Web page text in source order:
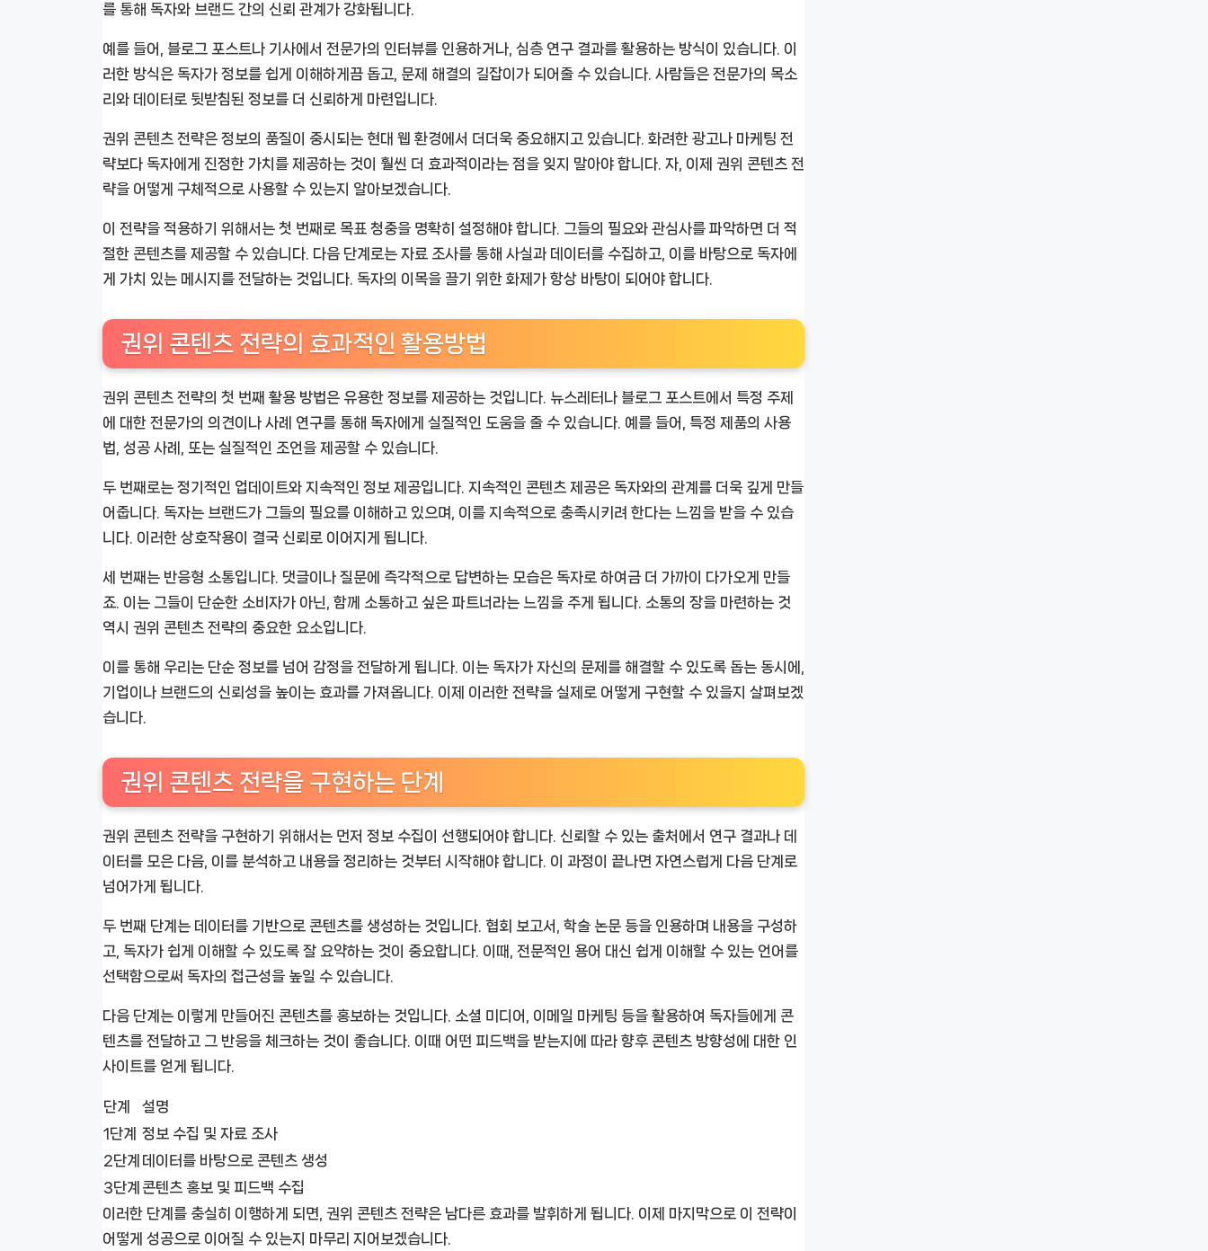
를 통해 독자와 브랜드 간의 신뢰 관계가 강화됩니다.
예를 들어, 블로그 포스트나 기사에서 전문가의 인터뷰를 인용하거나, 심층 연구 결과를 활용하는 방식이 있습니다. 이
러한 방식은 독자가 정보를 쉽게 이해하게끔 돕고, 문제 해결의 길잡이가 되어줄 수 있습니다. 사람들은 전문가의 목소
리와 데이터로 뒷받침된 정보를 더 신뢰하게 마련입니다.
권위 콘텐츠 전략은 정보의 품질이 중시되는 현대 웹 환경에서 더더욱 중요해지고 있습니다. 화려한 광고나 마케팅 전
략보다 독자에게 진정한 가치를 제공하는 것이 훨씬 더 효과적이라는 점을 잊지 말아야 합니다. 자, 이제 권위 콘텐츠 전
략을 어떻게 구체적으로 사용할 수 있는지 알아보겠습니다.
이 전략을 적용하기 위해서는 첫 번째로 목표 청중을 명확히 설정해야 합니다. 그들의 필요와 관심사를 파악하면 더 적
절한 콘텐츠를 제공할 수 있습니다. 다음 단계로는 자료 조사를 통해 사실과 데이터를 수집하고, 이를 바탕으로 독자에
게 가치 있는 메시지를 전달하는 것입니다. 독자의 이목을 끌기 위한 화제가 항상 바탕이 되어야 합니다.
권위 콘텐츠 전략의 효과적인 활용방법
권위 콘텐츠 전략의 첫 번째 활용 방법은 유용한 정보를 제공하는 것입니다. 뉴스레터나 블로그 포스트에서 특정 주제
에 대한 전문가의 의견이나 사례 연구를 통해 독자에게 실질적인 도움을 줄 수 있습니다. 예를 들어, 특정 제품의 사용
법, 성공 사례, 또는 실질적인 조언을 제공할 수 있습니다.
두 번째로는 정기적인 업데이트와 지속적인 정보 제공입니다. 지속적인 콘텐츠 제공은 독자와의 관계를 더욱 깊게 만들
어줍니다. 독자는 브랜드가 그들의 필요를 이해하고 있으며, 이를 지속적으로 충족시키려 한다는 느낌을 받을 수 있습
니다. 이러한 상호작용이 결국 신뢰로 이어지게 됩니다.
세 번째는 반응형 소통입니다. 댓글이나 질문에 즉각적으로 답변하는 모습은 독자로 하여금 더 가까이 다가오게 만들
죠. 이는 그들이 단순한 소비자가 아닌, 함께 소통하고 싶은 파트너라는 느낌을 주게 됩니다. 소통의 장을 마련하는 것
역시 권위 콘텐츠 전략의 중요한 요소입니다.
이를 통해 우리는 단순 정보를 넘어 감정을 전달하게 됩니다. 이는 독자가 자신의 문제를 해결할 수 있도록 돕는 동시에,
기업이나 브랜드의 신뢰성을 높이는 효과를 가져옵니다. 이제 이러한 전략을 실제로 어떻게 구현할 수 있을지 살펴보겠
습니다.
권위 콘텐츠 전략을 구현하는 단계
권위 콘텐츠 전략을 구현하기 위해서는 먼저 정보 수집이 선행되어야 합니다. 신뢰할 수 있는 출처에서 연구 결과나 데
이터를 모은 다음, 이를 분석하고 내용을 정리하는 것부터 시작해야 합니다. 이 과정이 끝나면 자연스럽게 다음 단계로
넘어가게 됩니다.
두 번째 단계는 데이터를 기반으로 콘텐츠를 생성하는 것입니다. 협회 보고서, 학술 논문 등을 인용하며 내용을 구성하
고, 독자가 쉽게 이해할 수 있도록 잘 요약하는 것이 중요합니다. 이때, 전문적인 용어 대신 쉽게 이해할 수 있는 언어를
선택함으로써 독자의 접근성을 높일 수 있습니다.
다음 단계는 이렇게 만들어진 콘텐츠를 홍보하는 것입니다. 소셜 미디어, 이메일 마케팅 등을 활용하여 독자들에게 콘
텐츠를 전달하고 그 반응을 체크하는 것이 좋습니다. 이때 어떤 피드백을 받는지에 따라 향후 콘텐츠 방향성에 대한 인
사이트를 얻게 됩니다.
단계
설명
1단계
정보 수집 및 자료 조사
2단계 데이터를 바탕으로 콘텐츠 생성
3단계 콘텐츠 홍보 및 피드백 수집
이러한 단계를 충실히 이행하게 되면, 권위 콘텐츠 전략은 남다른 효과를 발휘하게 됩니다. 이제 마지막으로 이 전략이
어떻게 성공으로 이어질 수 있는지 마무리 지어보겠습니다.